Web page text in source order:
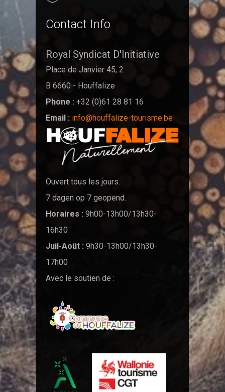
Contact Info
Royal Syndicat D'Initiative
Place de Janvier 45, 2
B 6660 - Houffalize
Phone : +32 (0)61 28 81 16
Email : info@houffalize-tourisme.be
Ouvert tous les jours.
7 dagen op 7 geopend.
Horaires : 9h00-13h00/13h30-
16h30
Juil-Août : 9h30-13h00/13h30-
17h00
Avec le soutien de :